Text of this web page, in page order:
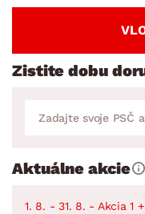
Zistite dobu
Aktuálne akcie
1. 8. - 31. 8. - Akcia 1